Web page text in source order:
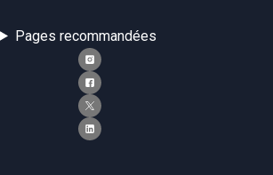
Pages recommandées